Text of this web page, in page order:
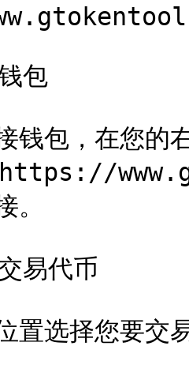
包
钱包，在您的
。
易代币
置选择您要交